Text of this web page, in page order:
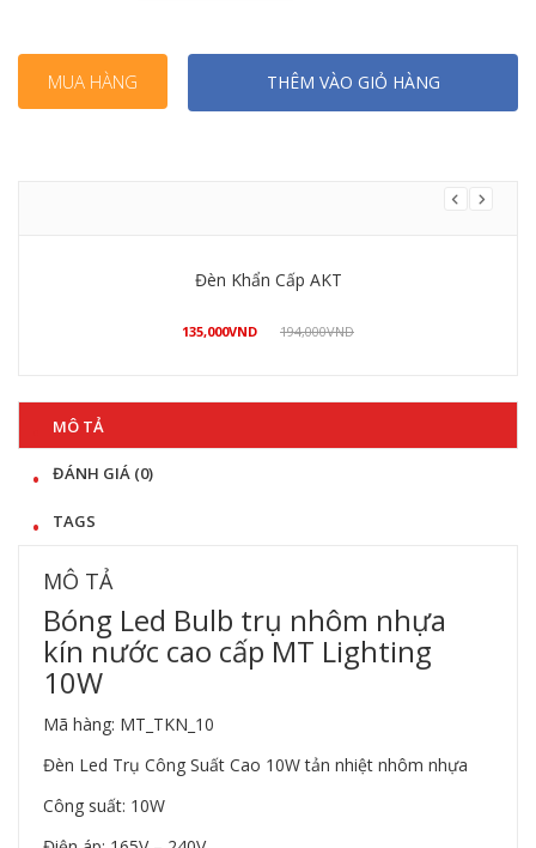
MUA HÀNG THÊM VÀO GIỎ HÀNG
Đèn Khẩn Cấp AKT
135,000VND 194,000VND
MÔ TẢ
ĐÁNH GIÁ (0)
TAGS
MÔ TẢ
Bóng Led Bulb trụ nhôm nhựa
kín nước cao cấp MT Lighting
10W
Mã hàng: MT_TKN_10
Đèn Led Trụ Công Suất Cao 10W tản nhiệt nhôm nhựa
Công suất: 10W